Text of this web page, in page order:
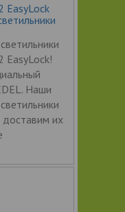
EasyLock
Наши
их